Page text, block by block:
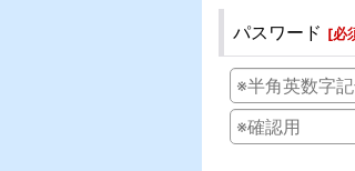
パスワード [必